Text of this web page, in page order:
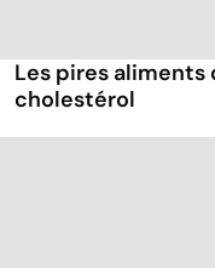
Les pires
cholestérol